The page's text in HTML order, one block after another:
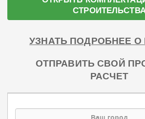
УЗНАТЬ ПОДРОБНЕЕ О
ОТПРАВИТЬ СВОЙ
РАСЧЕТ